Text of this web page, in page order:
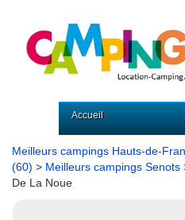
Accueil
Meilleurs campings Hauts-de-
(60) > Meilleurs campings Senots
De La Noue